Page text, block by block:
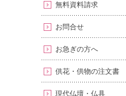
無料資料請求
お問合せ
お急ぎの方へ
供花・供物の注文書
現代仏壇・仏具